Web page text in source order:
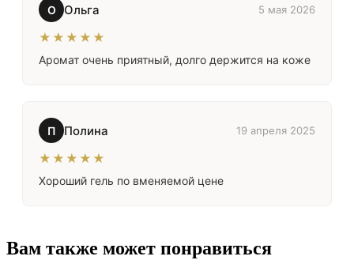
О Ольга 5 мая 2026
★★★★★
Аромат очень приятный, долго держится на коже
П Полина 19 апреля 2025
★★★★★
Хороший гель по вменяемой цене
Вам также может понравиться